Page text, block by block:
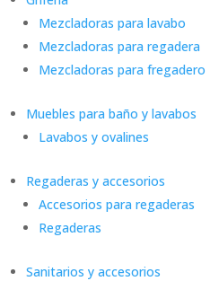
Mezcladoras para lavabo
Mezcladoras para regadera
Mezcladoras para fregadero
Muebles para baño y lavabos
Lavabos y ovalines
Regaderas y accesorios
Accesorios para regaderas
Regaderas
Sanitarios y accesorios